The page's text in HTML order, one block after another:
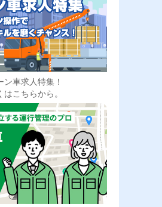
ン車求人特集！
はこちらから。